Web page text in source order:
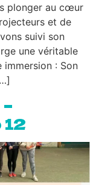
plonger au cœur
et de
suivi son
une véritable
: Son